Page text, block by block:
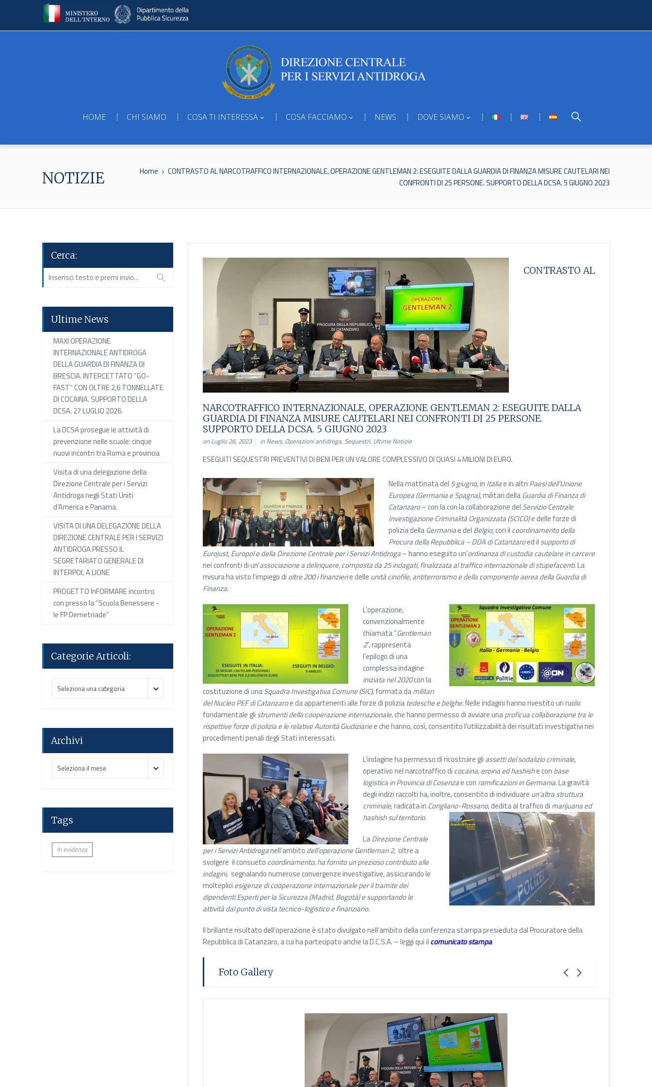
HOME CHI SIAMO COSA TI INTERESSA COSA FACCIAMO NEWS DOVE SIAMO
NOTIZIE Home
CONTRASTO AL NARCOTRAFFICO INTERNAZIONALE, OPERAZIONE GENTLEMAN 2: ESEGUITE DALLA GUARDIA DI FINANZA MISURE CAUTELARI NEI
CONFRONTI DI 25 PERSONE. SUPPORTO DELLA DCSA. 5 GIUGNO 2023
Cerca:
Ultime News
MAXI OPERAZIONE
INTERNAZIONALE ANTIDROGA
DELLA GUARDIA DI FINANZA DI
BRESCIA. INTERCETTATO “GO-
FAST” CON OLTRE 2,6 TONNELLATE
DI COCAINA. SUPPORTO DELLA
DCSA. 27 LUGLIO 2026.
La DCSA prosegue le attività di
prevenzione nelle scuole: cinque
nuovi incontri tra Roma e provincia
Visita di una delegazione della
Direzione Centrale per i Servizi
Antidroga negli Stati Uniti
d’America e Panama.
VISITA DI UNA DELEGAZIONE DELLA
DIREZIONE CENTRALE PER I SERVIZI
ANTIDROGA PRESSO IL
SEGRETARIATO GENERALE DI
INTERPOL A LIONE
PROGETTO InFORMARE incontro
con presso la “Scuola Benessere -
le FP Demetriade”
Categorie Articoli:
Categorie
Seleziona una categoria
Categorie
Articoli:
Archivi
Archivi
Seleziona il mese
Archivi
Tags
In evidenza
CONTRASTO AL
NARCOTRAFFICO INTERNAZIONALE, OPERAZIONE GENTLEMAN 2: ESEGUITE DALLA
GUARDIA DI FINANZA MISURE CAUTELARI NEI CONFRONTI DI 25 PERSONE.
SUPPORTO DELLA DCSA. 5 GIUGNO 2023
on Luglio 26, 2023 inNews, Operazioni antidroga, Sequestri, Ultime Notizie
ESEGUITI SEQUESTRI PREVENTIVI DI BENI PER UN VALORE COMPLESSIVO DI QUASI 4 MILIONI DI EURO.
Nella mattinata del 5 giugno, in Italiae in altri Paesi dell’Unione
Europea (Germania e Spagna), militari dellaGuardia di Finanza di
Catanzaro– con la con la collaborazione del Servizio Centrale
Investigazione Criminalità Organizzata (SCICO)e delle forze di
polizia dellaGermaniae del Belgio, con il coordinamento della
Procura della Repubblica – DDA di Catanzaroed il supporto di
Eurojust, Europol e della Direzione Centrale per i Servizi Antidroga– hanno eseguito un’ordinanza di custodia cautelare in carcere
nei confronti di un’associazione a delinquere, composta da 25 indagati, finalizzata al traffico internazionale di stupefacenti. La
misura ha visto l’impiego di oltre 200 i finanzierie delle unità cinofile, antiterrorismo e della componente aerea della Guardia di
Finanza.
L’operazione,
convenzionalmente
chiamata “Gentleman
2“, rappresenta
l’epilogo di una
complessa indagine
iniziata nel 2020con la
costituzione di unaSquadra Investigativa Comune (SIC), formata damilitari
del Nucleo PEF di Catanzaroe da appartenenti alle forze di polizia tedesche e belghe. Nelle indagini hanno rivestito un ruolo
fondamentale gli strumenti della cooperazione internazionale, che hanno permesso di avviare unaproficua collaborazione tra le
rispettive forze di polizia e le relative Autorità Giudiziariee che hanno, così, consentito l’utilizzabilità dei risultati investigativi nei
procedimenti penali degli Stati interessati.
L’indagine ha permesso di ricostruire gli assetti del sodalizio criminale,
operativo nel narcotraffico di cocaina, eroina ed hashishe con base
logistica in Provincia di Cosenzae con ramificazioni in Germania. La gravità
degli indizi raccolti ha, inoltre, consentito di individuare un’altra struttura
criminale, radicata in Corigliano-Rossano, dedita al traffico di marijuana ed
hashish sul territorio.
LaDirezione Centrale
per i Servizi Antidroganell’ambito dell’operazione Gentleman 2, oltre a
svolgere il consueto coordinamento, ha fornito un prezioso contributo alle
indagini, segnalando numerose convergenze investigative, assicurando le
molteplici esigenze di cooperazione internazionale per il tramite dei
dipendenti Esperti per la Sicurezza (Madrid, Bogotà) e supportando le
attività dal punto di vista tecnico-logistico e finanziario.
Il brillante risultato dell’operazione è stato divulgato nell’ambito della conferenza stampa presieduta dal Procuratore della
Repubblica di Catanzaro, a cui ha partecipato anche la D.C.S.A. – leggi qui il comunicato stampa.
Foto Gallery